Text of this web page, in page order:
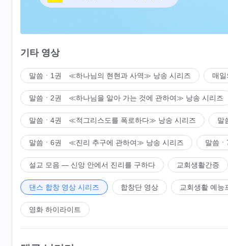
진리를 추구하여 하나님을 힘 있게 증거하며
하나님의 나라에서 살아가네.
2
형제자매 함께 모여 노래하고 춤추며 하나님을 찬미하
하나님 말씀의 폭로, 시련과 드러냄을 통해
우리는 자신이 얼마나 깊이 패괴됐는지 알게 되네.
말과 행동은 모두 사탄 철학에 근거하니
인간의 모습이 전혀 없네.
말씀의 심판, 책망과 훈계를 받아들이고
기타 영상
말씀ㆍ1권 ≪하나님의 현현과 사역≫ 낭송 시리즈 매일
말씀ㆍ2권 ≪하나님을 알아 가는 것에 관하여≫ 낭송 시리즈
말씀ㆍ4권 ≪적그리스도를 폭로하다≫ 낭송 시리즈 말
말씀ㆍ6권 ≪진리 추구에 관하여≫ 낭송 시리즈 말씀
설교 모음 ― 신앙 안에서 진리를 구하다 교회생활간증
댄스 합창 영상 시리즈 합창단 영상 교회생활 예능
영화 하이라이트